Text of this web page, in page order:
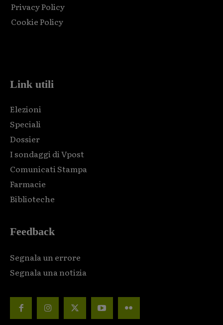
Privacy Policy
Cookie Policy
Link utili
Elezioni
Speciali
Dossier
I sondaggi di Vpost
Comunicati Stampa
Farmacie
Biblioteche
Feedback
Segnala un errore
Segnala una notizia